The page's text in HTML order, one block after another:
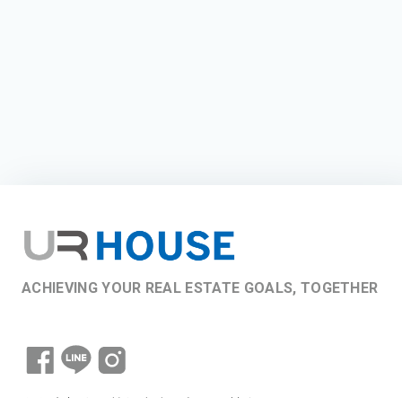
ACHIEVING YOUR REAL ESTATE GOALS, TOGETHER